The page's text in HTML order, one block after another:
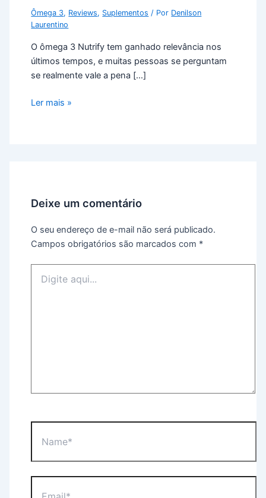
Ômega 3, Reviews, Suplementos / Por Denilson
Laurentino
O ômega 3 Nutrify tem ganhado relevância nos
últimos tempos, e muitas pessoas se perguntam
se realmente vale a pena […]
Ler mais »
Deixe um comentário
O seu endereço de e-mail não será publicado.
Campos obrigatórios são marcados com *
aqui...